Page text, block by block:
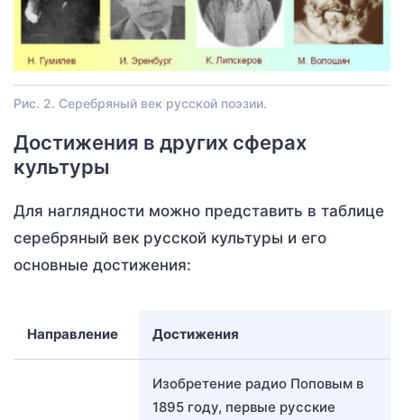
Рис. 2. Серебряный век русской поэзии.
Достижения в других сферах
культуры
Для наглядности можно представить в таблице
серебряный век русской культуры и его
основные достижения:
Направление Достижения
Изобретение радио Поповым в
1895 году, первые русские